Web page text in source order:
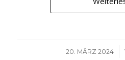
20. MÄRZ 2024
/